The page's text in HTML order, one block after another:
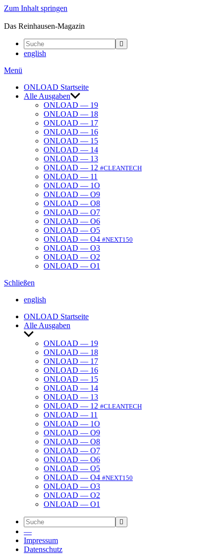
Zum Inhalt springen
Das Reinhausen-Magazin
english
Menü
ONLOAD Start­seite
Alle Ausgaben
ONLOAD — 19
ONLOAD — 18
ONLOAD — 17
ONLOAD — 16
ONLOAD — 15
ONLOAD — 14
ONLOAD — 13
ONLOAD — 12 #CLEANTECH
ONLOAD — 11
ONLOAD — 1O
ONLOAD — O9
ONLOAD — O8
ONLOAD — O7
ONLOAD — O6
ONLOAD — O5
ONLOAD — O4 #NEXT150
ONLOAD — O3
ONLOAD — O2
ONLOAD — O1
Schließen
english
ONLOAD Start­seite
Alle Ausgaben
Untermenü
anzeigenONLOAD — 19
ONLOAD — 18
ONLOAD — 17
ONLOAD — 16
ONLOAD — 15
ONLOAD — 14
ONLOAD — 13
ONLOAD — 12 #CLEANTECH
ONLOAD — 11
ONLOAD — 1O
ONLOAD — O9
ONLOAD — O8
ONLOAD — O7
ONLOAD — O6
ONLOAD — O5
ONLOAD — O4 #NEXT150
ONLOAD — O3
ONLOAD — O2
ONLOAD — O1
—
Impressum
Daten­schutz